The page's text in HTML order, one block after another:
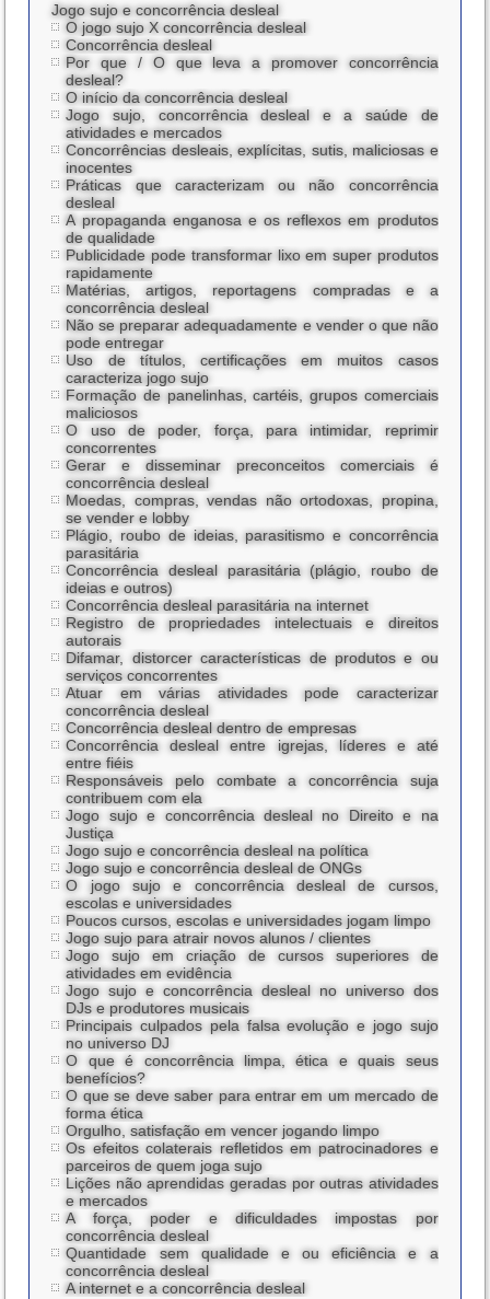
Jogo sujo e concorrência desleal
O jogo sujo X concorrência desleal
Concorrência desleal
Por que / O que leva a promover concorrência
desleal?
O início da concorrência desleal
Jogo sujo, concorrência desleal e a saúde de
atividades e mercados
Concorrências desleais, explícitas, sutis, maliciosas e
inocentes
Práticas que caracterizam ou não concorrência
desleal
A propaganda enganosa e os reflexos em produtos
de qualidade
Publicidade pode transformar lixo em super produtos
rapidamente
Matérias, artigos, reportagens compradas e a
concorrência desleal
Não se preparar adequadamente e vender o que não
pode entregar
Uso de títulos, certificações em muitos casos
caracteriza jogo sujo
Formação de panelinhas, cartéis, grupos comerciais
maliciosos
O uso de poder, força, para intimidar, reprimir
concorrentes
Gerar e disseminar preconceitos comerciais é
concorrência desleal
Moedas, compras, vendas não ortodoxas, propina,
se vender e lobby
Plágio, roubo de ideias, parasitismo e concorrência
parasitária
Concorrência desleal parasitária (plágio, roubo de
ideias e outros)
Concorrência desleal parasitária na internet
Registro de propriedades intelectuais e direitos
autorais
Difamar, distorcer características de produtos e ou
serviços concorrentes
Atuar em várias atividades pode caracterizar
concorrência desleal
Concorrência desleal dentro de empresas
Concorrência desleal entre igrejas, líderes e até
entre fiéis
Responsáveis pelo combate a concorrência suja
contribuem com ela
Jogo sujo e concorrência desleal no Direito e na
Justiça
Jogo sujo e concorrência desleal na política
Jogo sujo e concorrência desleal de ONGs
O jogo sujo e concorrência desleal de cursos,
escolas e universidades
Poucos cursos, escolas e universidades jogam limpo
Jogo sujo para atrair novos alunos / clientes
Jogo sujo em criação de cursos superiores de
atividades em evidência
Jogo sujo e concorrência desleal no universo dos
DJs e produtores musicais
Principais culpados pela falsa evolução e jogo sujo
no universo DJ
O que é concorrência limpa, ética e quais seus
benefícios?
O que se deve saber para entrar em um mercado de
forma ética
Orgulho, satisfação em vencer jogando limpo
Os efeitos colaterais refletidos em patrocinadores e
parceiros de quem joga sujo
Lições não aprendidas geradas por outras atividades
e mercados
A força, poder e dificuldades impostas por
concorrência desleal
Quantidade sem qualidade e ou eficiência e a
concorrência desleal
A internet e a concorrência desleal